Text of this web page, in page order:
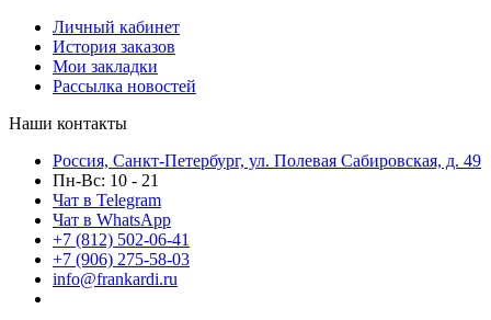
Личный кабинет
История заказов
Мои закладки
Рассылка новостей
Наши контакты
Россия, Санкт-Петербург, ул. Полевая Сабировская, д. 49
Пн-Вс: 10 - 21
Чат в Telegram
Чат в WhatsApp
+7 (812) 502-06-41
+7 (906) 275-58-03
info@frankardi.ru